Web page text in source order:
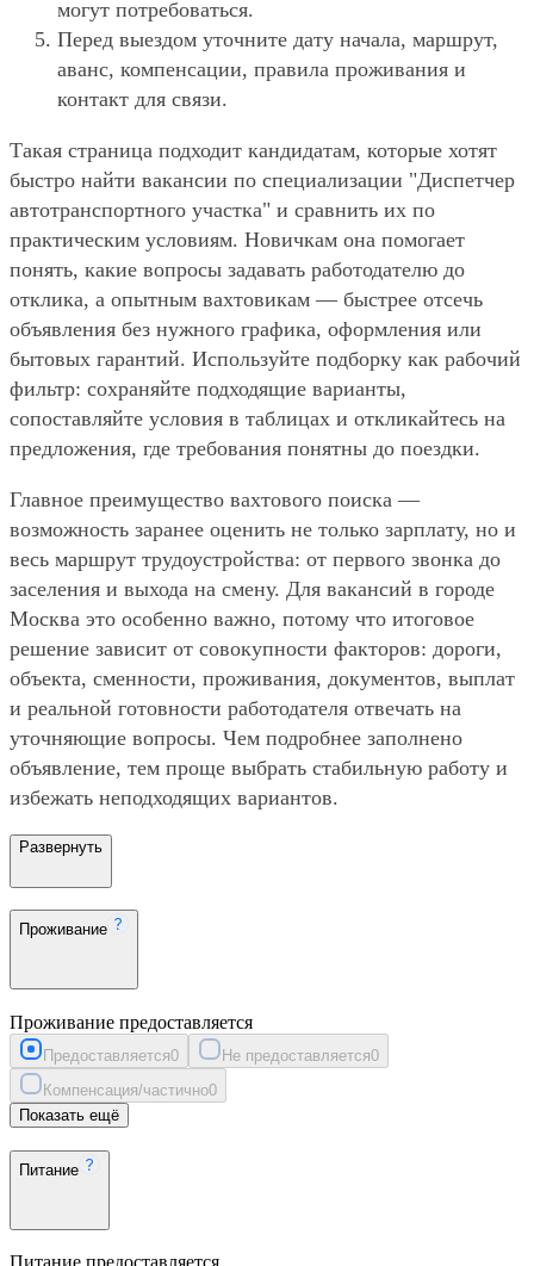
могут потребоваться.
Перед выездом уточните дату начала, маршрут,
аванс, компенсации, правила проживания и
контакт для связи.
Такая страница подходит кандидатам, которые хотят
быстро найти вакансии по специализации "Диспетчер
автотранспортного участка" и сравнить их по
практическим условиям. Новичкам она помогает
понять, какие вопросы задавать работодателю до
отклика, а опытным вахтовикам — быстрее отсечь
объявления без нужного графика, оформления или
бытовых гарантий. Используйте подборку как рабочий
фильтр: сохраняйте подходящие варианты,
сопоставляйте условия в таблицах и откликайтесь на
предложения, где требования понятны до поездки.
Главное преимущество вахтового поиска —
возможность заранее оценить не только зарплату, но и
весь маршрут трудоустройства: от первого звонка до
заселения и выхода на смену. Для вакансий в городе
Москва это особенно важно, потому что итоговое
решение зависит от совокупности факторов: дороги,
объекта, сменности, проживания, документов, выплат
и реальной готовности работодателя отвечать на
уточняющие вопросы. Чем подробнее заполнено
объявление, тем проще выбрать стабильную работу и
избежать неподходящих вариантов.
Развернуть
Проживание
Проживание предоставляется
Предоставляется0 Не предоставляется0
Компенсация/частично0
Показать ещё
Питание